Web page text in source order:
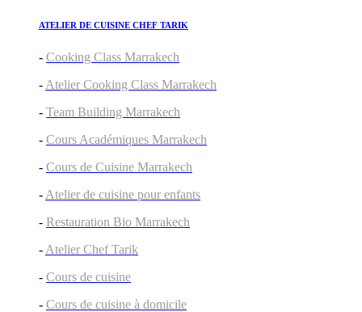
ATELIER DE CUISINE CHEF TARIK
- Cooking Class Marrakech
- Atelier Cooking Class Marrakech
- Team Building Marrakech
- Cours Académiques Marrakech
- Cours de Cuisine Marrakech
- Atelier de cuisine pour enfants
- Restauration Bio Marrakech
- Atelier Chef Tarik
- Cours de cuisine
- Cours de cuisine à domicile